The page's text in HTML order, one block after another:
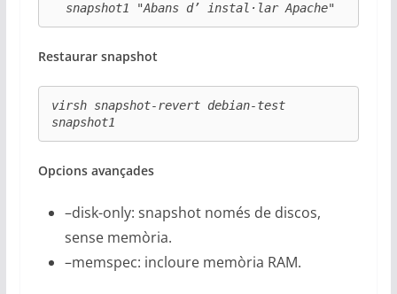
snapshot1 "Abans d’ instal·lar Apache"
Restaurar snapshot
virsh snapshot-revert debian-test
snapshot1
Opcions avançades
–disk-only: snapshot només de discos,
sense memòria.
–memspec: incloure memòria RAM.